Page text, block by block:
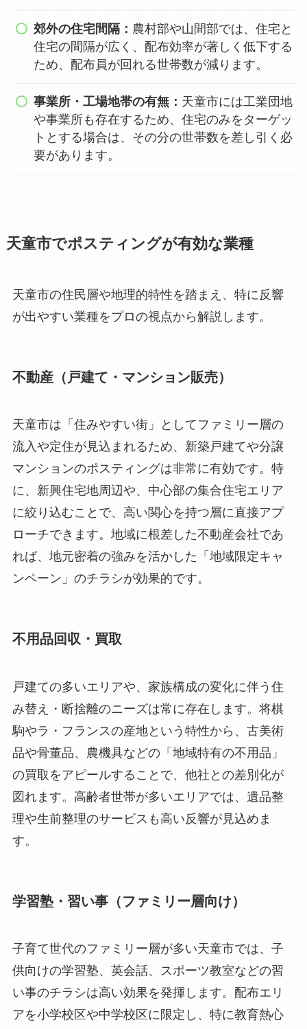
郊外の住宅間隔： 農村部や山間部では、住宅と
住宅の間隔が広く、配布効率が著しく低下する
ため、配布員が回れる世帯数が減ります。
事業所・工場地帯の有無： 天童市には工業団地
や事業所も存在するため、住宅のみをターゲッ
トとする場合は、その分の世帯数を差し引く必
要があります。
天童市でポスティングが有効な業種
天童市の住民層や地理的特性を踏まえ、特に反響
が出やすい業種をプロの視点から解説します。
不動産（戸建て・マンション販売）
天童市は「住みやすい街」としてファミリー層の
流入や定住が見込まれるため、新築戸建てや分譲
マンションのポスティングは非常に有効です。特
に、新興住宅地周辺や、中心部の集合住宅エリア
に絞り込むことで、高い関心を持つ層に直接アプ
ローチできます。地域に根差した不動産会社であ
れば、地元密着の強みを活かした「地域限定キャ
ンペーン」のチラシが効果的です。
不用品回収・買取
戸建ての多いエリアや、家族構成の変化に伴う住
み替え・断捨離のニーズは常に存在します。将棋
駒やラ・フランスの産地という特性から、古美術
品や骨董品、農機具などの「地域特有の不用品」
の買取をアピールすることで、他社との差別化が
図れます。高齢者世帯が多いエリアでは、遺品整
理や生前整理のサービスも高い反響が見込めま
す。
学習塾・習い事（ファミリー層向け）
子育て世代のファミリー層が多い天童市では、子
供向けの学習塾、英会話、スポーツ教室などの習
い事のチラシは高い効果を発揮します。配布エリ
アを小学校区や中学校区に限定し、特に教育熱心